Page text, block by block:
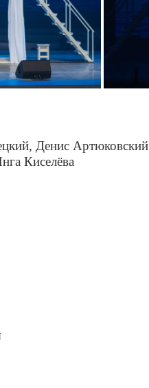
Денис Артюковский
Киселёва